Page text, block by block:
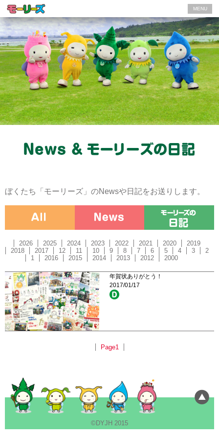
MENU
ぼくたち「モーリーズ」のNewsや日記をお送りします。
2026 2025 2024 2023 2022 2021 2020
2019
2018
2017 12 11 10 9 8 7 6 5 4 3
2
1
2016 2015 2014 2013 2012 2000
年賀状ありがとう！
2017/01/17
Page1
©DYJH 2015